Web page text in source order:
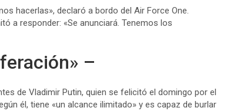
hacerlas», declaró a bordo del Air Force One.
a responder: «Se anunciará. Tenemos los
–
de Vladimir Putin, quien se felicitó el domingo por el
él, tiene «un alcance ilimitado» y es capaz de burlar